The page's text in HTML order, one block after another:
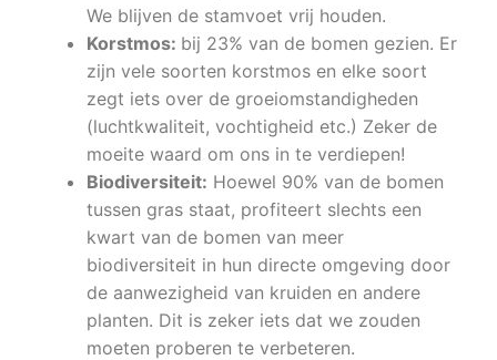
We blijven de stamvoet vrij houden.
Korstmos: bij 23% van de bomen gezien. Er
zijn vele soorten korstmos en elke soort
zegt iets over de groeiomstandigheden
(luchtkwaliteit, vochtigheid etc.) Zeker de
moeite waard om ons in te verdiepen!
Biodiversiteit: Hoewel 90% van de bomen
tussen gras staat, profiteert slechts een
kwart van de bomen van meer
biodiversiteit in hun directe omgeving door
de aanwezigheid van kruiden en andere
planten. Dit is zeker iets dat we zouden
moeten proberen te verbeteren.